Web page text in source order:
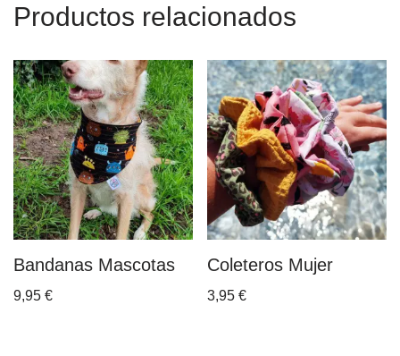
Productos relacionados
Bandanas Mascotas
9,95 €
Coleteros Mujer
3,95€